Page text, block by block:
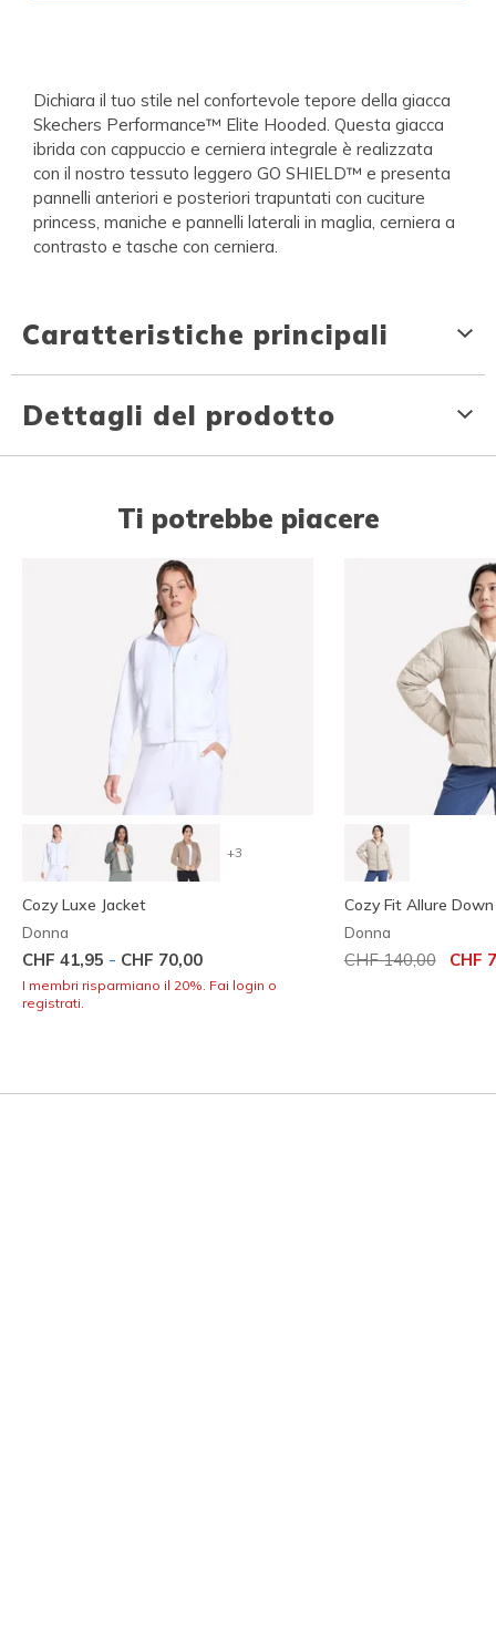
Dichiara il tuo stile nel confortevole tepore della giacca
Skechers Performance™ Elite Hooded. Questa giacca
ibrida con cappuccio e cerniera integrale è realizzata
con il nostro tessuto leggero GO SHIELD™ e presenta
pannelli anteriori e posteriori trapuntati con cuciture
princess, maniche e pannelli laterali in maglia, cerniera a
contrasto e tasche con cerniera.
Caratteristiche principali
Dettagli del prodotto
Ti potrebbe piacere
+3
Cozy Luxe Jacket
Donna
CHF 41,95 - CHF 70,00
I membri risparmiano il 20%. Fai login o
registrati.
Cozy Fit Allure
Donna
Prezzo ridotto da
CHF 140,00perCHF